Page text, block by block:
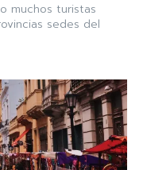
muchos turistas
sedes del